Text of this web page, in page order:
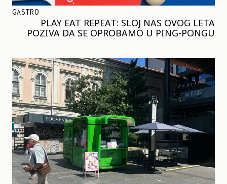
GASTRO
PLAY EAT REPEAT: SLOJ NAS OVOG LETA
POZIVA DA SE OPROBAMO U PING-PONGU